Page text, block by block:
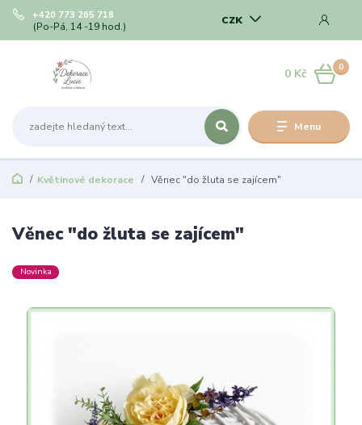
Menu
CZK
+420 773 265 718
(Po-Pá, 14 -19 hod.)
0
0 Kč
Květinové dekorace Věnec "do žluta se zajícem"
Věnec "do žluta se zajícem"
Novinka